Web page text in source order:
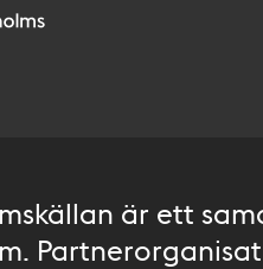
är ett